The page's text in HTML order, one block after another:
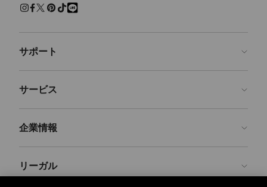
など豊富なバリエーションで展開。大容量のゆとりあるデザインで、通
機能性とエレガンスを兼ね備えたタイムレスな定番アイテム、ショルダ
可能なショルダーストラップを備え、自在なスタイリングが可能です。
ファッション性と機能性を両立したレディースクロスボディバッグ。ジ
構築的でエレガントなシルエットが、あらゆるスタイリングに洗練さを
加えます。イタリアのクラフトマンシップとカスタム メタルパーツに
サポート
よくあるご質問
返品を申請
配送
サービス
Made-to-Order
保証
企業情報
ブランドの歴史
リーガル